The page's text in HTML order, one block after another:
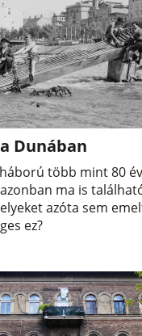
Dunában
több mint 80
ma is
azóta sem
ez?